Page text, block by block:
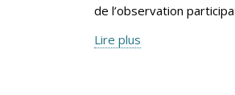
de l’observation
Lire plus